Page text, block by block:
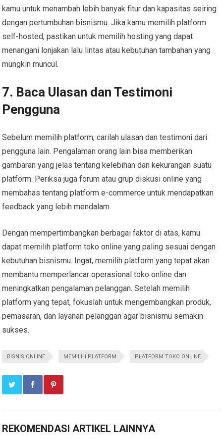
kamu untuk menambah lebih banyak fitur dan kapasitas seiring
dengan pertumbuhan bisnismu. Jika kamu memilih platform
self-hosted, pastikan untuk memilih hosting yang dapat
menangani lonjakan lalu lintas atau kebutuhan tambahan yang
mungkin muncul.
7. Baca Ulasan dan Testimoni
Pengguna
Sebelum memilih platform, carilah ulasan dan testimoni dari
pengguna lain. Pengalaman orang lain bisa memberikan
gambaran yang jelas tentang kelebihan dan kekurangan suatu
platform. Periksa juga forum atau grup diskusi online yang
membahas tentang platform e-commerce untuk mendapatkan
feedback yang lebih mendalam.
Dengan mempertimbangkan berbagai faktor di atas, kamu
dapat memilih platform toko online yang paling sesuai dengan
kebutuhan bisnismu. Ingat, memilih platform yang tepat akan
membantu memperlancar operasional toko online dan
meningkatkan pengalaman pelanggan. Setelah memilih
platform yang tepat, fokuslah untuk mengembangkan produk,
pemasaran, dan layanan pelanggan agar bisnismu semakin
sukses.
BISNIS ONLINE MEMILIH PLATFORM PLATFORM TOKO ONLINE
REKOMENDASI ARTIKEL LAINNYA